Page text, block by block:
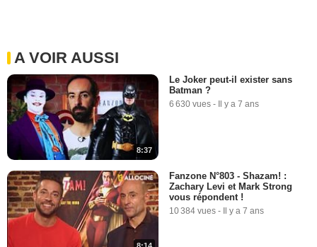
A VOIR AUSSI
8:37
Le Joker peut-il exister sans
Batman ?
6 630 vues - Il y a 7 ans
Fanzone N°803 - Shazam! :
Zachary Levi et Mark Strong
vous répondent !
10 384 vues - Il y a 7 ans